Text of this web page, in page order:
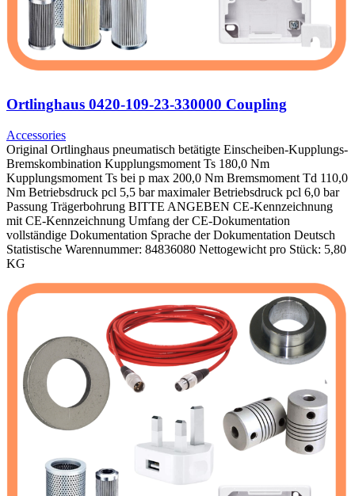
Ortlinghaus 0420-109-23-330000 Coupling
Accessories
Original Ortlinghaus pneumatisch betätigte Einscheiben-Kupplungs-
Bremskombination Kupplungsmoment Ts 180,0 Nm
Kupplungsmoment Ts bei p max 200,0 Nm Bremsmoment Td 110,0
Nm Betriebsdruck pcl 5,5 bar maximaler Betriebsdruck pcl 6,0 bar
Passung Trägerbohrung BITTE ANGEBEN CE-Kennzeichnung
mit CE-Kennzeichnung Umfang der CE-Dokumentation
vollständige Dokumentation Sprache der Dokumentation Deutsch
Statistische Warennummer: 84836080 Nettogewicht pro Stück: 5,80
KG